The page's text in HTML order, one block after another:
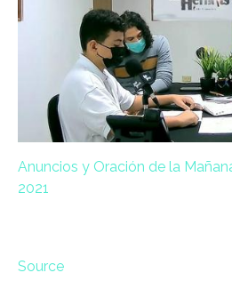
Anuncios y Oración de la
2021
Source